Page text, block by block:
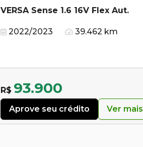
VERSA Sense 1.6 16V Flex Aut.
2022/2023 39.462 km
R$ 93.900
Aprove seu crédito Ver mais